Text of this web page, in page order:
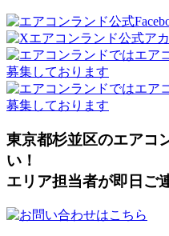
東京都杉並区のエアコ
い！
エリア担当者が即日ご